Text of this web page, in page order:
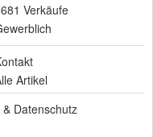
Verkäufe
Artikel
& Datenschutz